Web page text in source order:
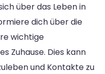
über das Leben in
dich über die
wichtige
Zuhause. Dies kann
und Kontakte zu